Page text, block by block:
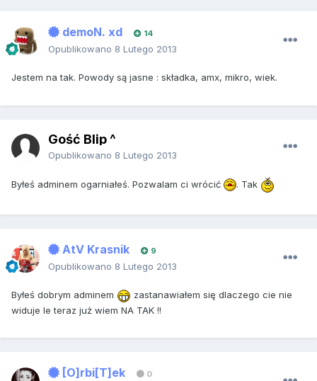
demoN. xd 14
Opublikowano 8 Lutego 2013
Jestem na tak. Powody są jasne : składka, amx, mikro, wiek.
Gość Blip ^
Opublikowano 8 Lutego 2013
Byłeś adminem ogarniałeś. Pozwalam ci wrócić . Tak
AtV Krasnik 9
Opublikowano 8 Lutego 2013
Byłeś dobrym adminem
zastanawiałem się dlaczego cie nie
widuje le teraz już wiem NA TAK !!
[O]rbi[T]ek 0